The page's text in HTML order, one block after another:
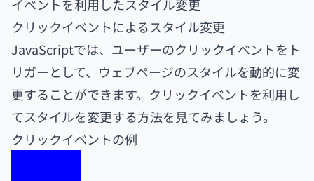
イベントを利用したスタイル変更
クリックイベントによるスタイル変更
JavaScriptでは、ユーザーのクリックイベントをト
リガーとして、ウェブページのスタイルを動的に変
更することができます。クリックイベントを利用し
てスタイルを変更する方法を見てみましょう。
クリックイベントの例